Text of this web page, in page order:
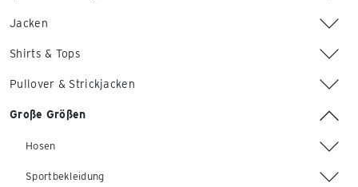
Jacken
Shirts & Tops
Pullover & Strickjacken
Große Größen
Hosen
Sportbekleidung